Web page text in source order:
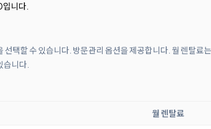
니다.
택할 수 있습니다. 방문관리 옵션을 제공합니다. 월 렌탈
습니다.
월 렌탈료